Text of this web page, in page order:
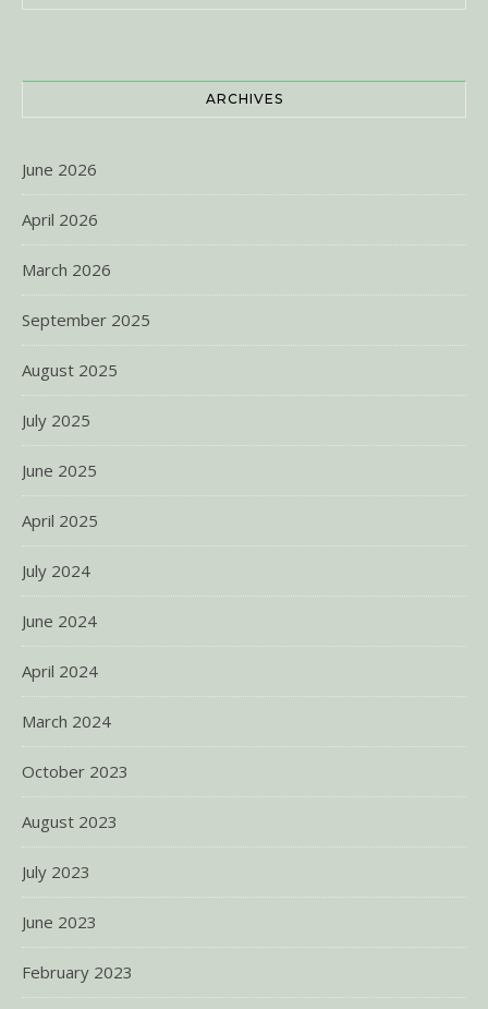
ARCHIVES
June 2026
April 2026
March 2026
September 2025
August 2025
July 2025
June 2025
April 2025
July 2024
June 2024
April 2024
March 2024
October 2023
August 2023
July 2023
June 2023
February 2023